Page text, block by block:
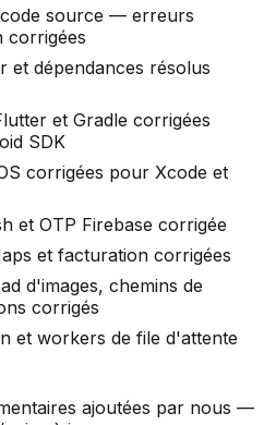
source — erreurs
corrigées
et dépendances résolus
et Gradle corrigées
SDK
corrigées pour Xcode et
et OTP Firebase corrigée
et facturation corrigées
d'images, chemins de
corrigés
et workers de file d'attente
ajoutées par nous —